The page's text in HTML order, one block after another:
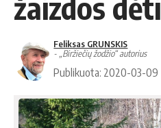
Feliksas GRUNSKIS
- „Biržiečių žodžio“ autorius
Publikuota: 2020-03-09